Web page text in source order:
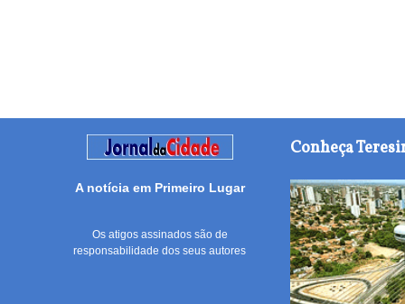
A notícia em Primeiro Lugar
Os atigos assinados são de
responsabilidade dos seus autores
Conheça